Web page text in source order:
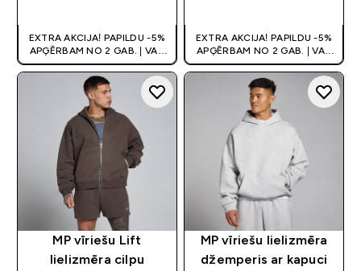
EXTRA AKCIJA! PAPILDU -5%
APĢĒRBAM NO 2 GAB. | VAR
APVIENOT AR KUPONU
EXTRA AKCIJA! PAPILDU -5%
APĢĒRBAM NO 2 GAB. | VAR
APVIENOT AR KUPONU
MP vīriešu Lift
lielizmēra cilpu
MP vīriešu lielizmēra
džemperis ar kapuci